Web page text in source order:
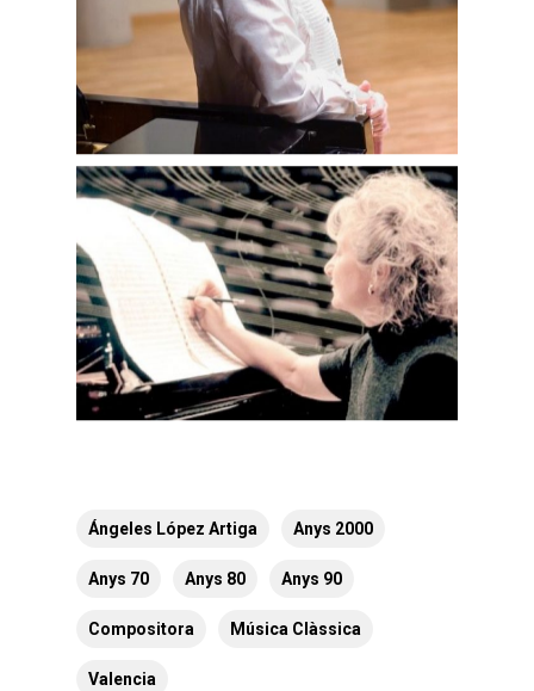
Ángeles López Artiga Anys 2000
Anys 70 Anys 80 Anys 90
Compositora Música Clàssica
Valencia